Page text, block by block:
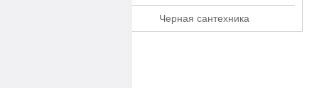
Черная сантехника